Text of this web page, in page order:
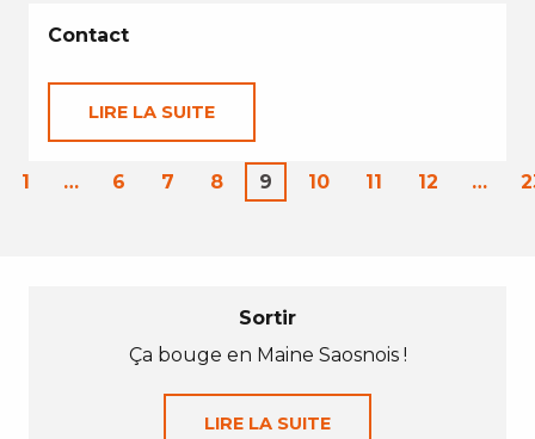
Contact
LIRE LA SUITE
1 … 6 7 8 9 10 11 12 …
Sortir
Ça bouge en Maine Saosnois !
LIRE LA SUITE